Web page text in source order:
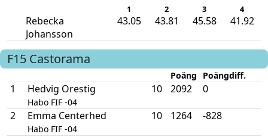
1 2 3 4
Rebecka
Johansson
43.05 43.81 45.58 41.92
F15 Castorama
Poäng Poängdiff.
1 Hedvig Orestig
Habo FIF -04
10 2092 0
2 Emma Centerhed
Habo FIF -04
10 1264 -828